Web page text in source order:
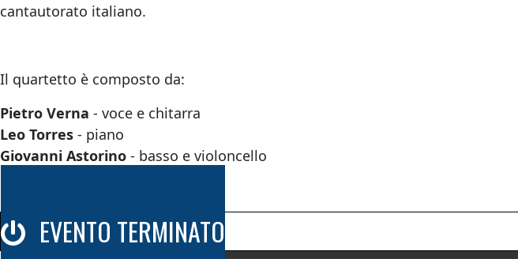
cantautorato italiano.
Il quartetto è composto da:
Pietro Verna - voce e chitarra
Leo Torres - piano
Giovanni Astorino - basso e violoncello
EVENTO TERMINATO